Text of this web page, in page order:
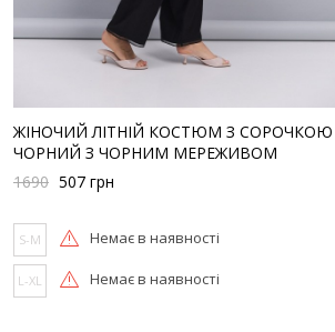
ЖІНОЧИЙ ЛІТНІЙ КОСТЮМ З
ЧОРНИЙ З ЧОРНИМ МЕРЕЖИВОМ
1690 507 грн
S-M Немає в наявності
L-XL Немає в наявності